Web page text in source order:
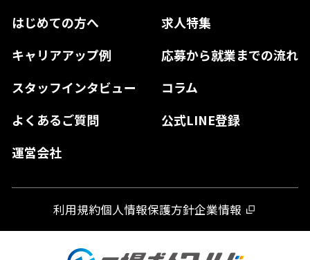
はじめての方へ
求人特集
キャリアアップ例
応募から就業までの流れ
スタッフインタビュー
コラム
よくあるご質問
公式LINE登録
運営会社
奈良県
和歌山県
島根県
山口県
高知県
徳島県
熊本県
宮崎県
鹿児島県
利用規約個人情報保護方針企業情報